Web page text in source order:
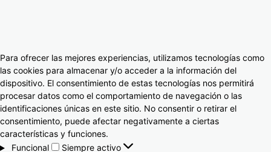
Para ofrecer las mejores experiencias, utilizamos tecnologías como
las cookies para almacenar y/o acceder a la información del
dispositivo. El consentimiento de estas tecnologías nos permitirá
procesar datos como el comportamiento de navegación o las
identificaciones únicas en este sitio. No consentir o retirar el
consentimiento, puede afectar negativamente a ciertas
características y funciones.
Funcional
Siempre activo